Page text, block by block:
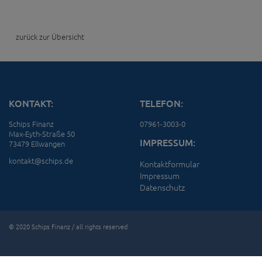
zurück zur Übersicht
KONTAKT:
Schips Finanz
Max-Eyth-Straße 50
73479 Ellwangen
kontakt@schips.de
TELEFON:
07961-3003-0
IMPRESSUM:
Kontaktformular
Impressum
Datenschutz
© 2020 Schips Finanz / all rights reserved